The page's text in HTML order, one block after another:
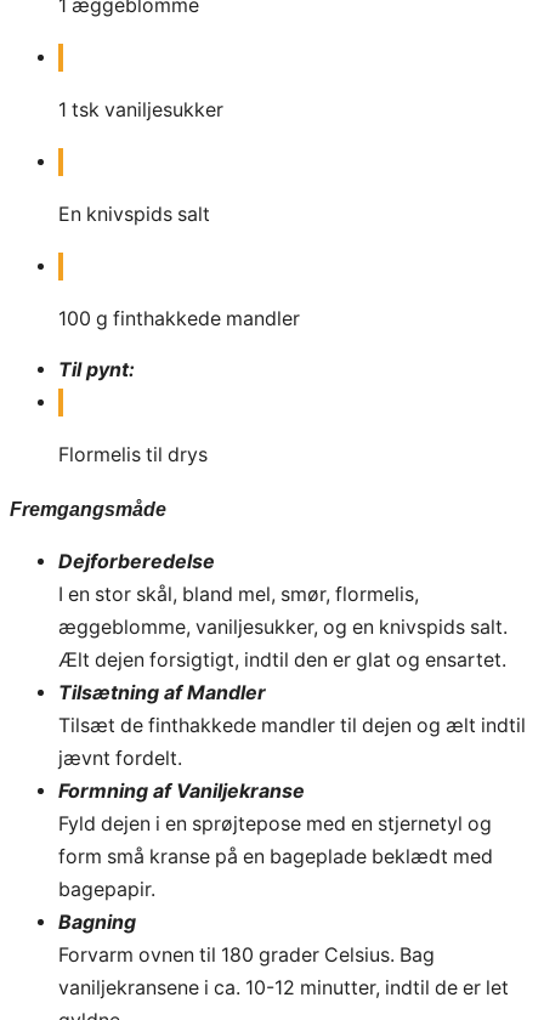
1 æggeblomme
1 tsk vaniljesukker
En knivspids salt
100 g finthakkede mandler
Til pynt:
Flormelis til drys
Fremgangsmåde
Dejforberedelse
I en stor skål, bland mel, smør, flormelis,
æggeblomme, vaniljesukker, og en knivspids salt.
Ælt dejen forsigtigt, indtil den er glat og ensartet.
Tilsætning af Mandler
Tilsæt de finthakkede mandler til dejen og ælt indtil
jævnt fordelt.
Formning af Vaniljekranse
Fyld dejen i en sprøjtepose med en stjernetyl og
form små kranse på en bageplade beklædt med
bagepapir.
Bagning
Forvarm ovnen til 180 grader Celsius. Bag
vaniljekransene i ca. 10-12 minutter, indtil de er let